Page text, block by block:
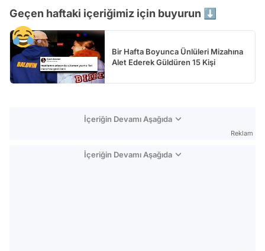
Geçen haftaki içeriğimiz için buyurun ⬇️
Bir Hafta Boyunca Ünlüleri Mizahına
Alet Ederek Güldüren 15 Kişi
İçeriğin Devamı Aşağıda
Reklam
İçeriğin Devamı Aşağıda